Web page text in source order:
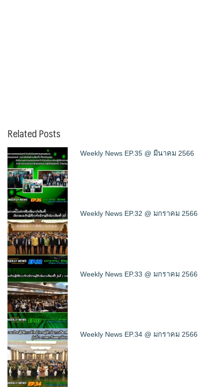
Related Posts
Weekly News EP.35 @ มีนาคม 2566
Weekly News EP.32 @ มกราคม 2566
Weekly News EP.33 @ มกราคม 2566
Weekly News EP.34 @ มกราคม 2566